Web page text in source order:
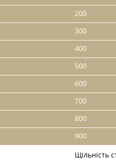
200
300
400
500
600
700
800
900
Щільність